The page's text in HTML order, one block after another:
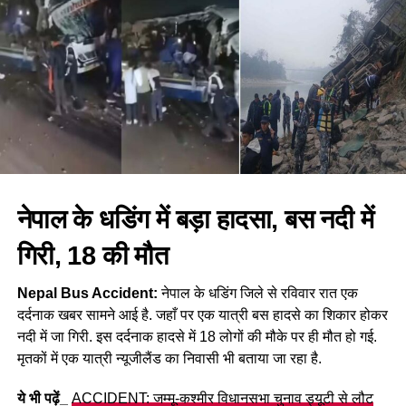
कितना हुआ है, इसकी स्वतंत्र पुष्टि अभी नहीं हो पाई है।
ये भी पढ़ें_ नेपाल में उग्र हालात: भारतीय विदेश मंत्रालय ने नागरिकों से की
नेपाल यात्रा से बचने की अपील
अब तक इस संघर्ष में मौत के आँकड़े स्पष्ट
वहीं अमेरिकी अधिकारियों के मुताबिक इस संघर्ष में कुछ सैनिकों की मौत और
कई अन्य के घायल होने की खबर भी सामने आई है। इसके अलावा क्षेत्र में
तैनात अमेरिकी सैनिकों और सैन्य संसाधनों को सतर्क रहने के निर्देश दिए गए
हैं।
नेपाल के धडिंग में बड़ा हादसा, बस नदी में
गिरी, 18 की मौत
Nepal Bus Accident: नेपाल के धडिंग जिले से रविवार रात एक
दर्दनाक खबर सामने आई है. जहाँ पर एक यात्री बस हादसे का शिकार होकर
नदी में जा गिरी. इस दर्दनाक हादसे में 18 लोगों की मौके पर ही मौत हो गई.
मृतकों में एक यात्री न्यूजीलैंड का निवासी भी बताया जा रहा है.
ये भी पढ़ें_
ACCIDENT: जम्मू-कश्मीर विधानसभा चुनाव ड्यूटी से लौट